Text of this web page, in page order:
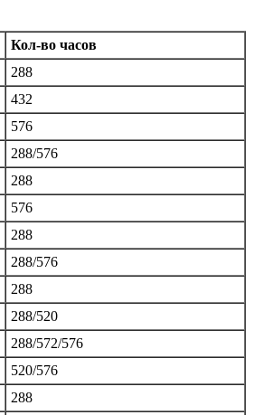
Кол-во часов
288
432
576
288/576
288
576
288
288/576
288
288/520
288/572/576
520/576
288